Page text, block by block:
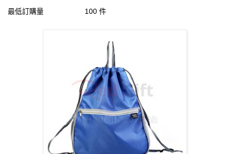
最低訂購量
100 件